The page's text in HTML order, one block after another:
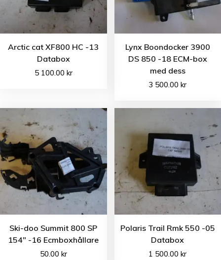
Arctic cat XF800 HC -13
Databox
5 100.00 kr
Lynx Boondocker 3900
DS 850 -18 ECM-box
med dess
3 500.00kr
Ski-doo Summit 800 SP
154″ -16 Ecmboxhållare
50.00 kr
Polaris Trail Rmk 550 -05
Databox
1 500.00kr